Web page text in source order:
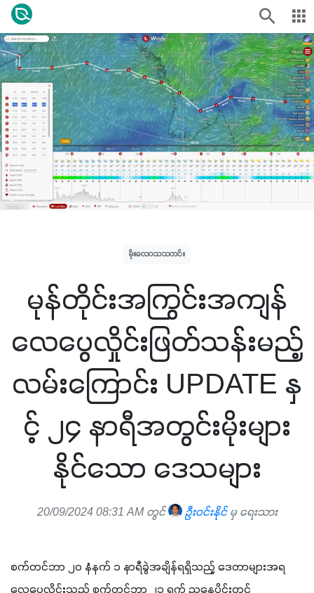
မိုးလေဝသသတင်း
မုန်တိုင်းအကြွင်းအကျန်
လေပွေလှိုင်းဖြတ်သန်းမည့်
လမ်းကြောင်း UPDATE နှ
င့် ၂၄ နာရီအတွင်းမိုးများ
နိုင်သော ဒေသများ
20/09/2024 08:31 AM တွင် ဦးဝင်းနိုင်မှ ရေးသား
စက်တင်ဘာ ၂၀ နံနက် ၁ နာရီခွဲအချိန်ရရှိသည့် ဒေတာများအရ
လေပွေလှိုင်းသည် စက်တင်ဘာ ၂၁ ရက် ညနေပိုင်းတွင်